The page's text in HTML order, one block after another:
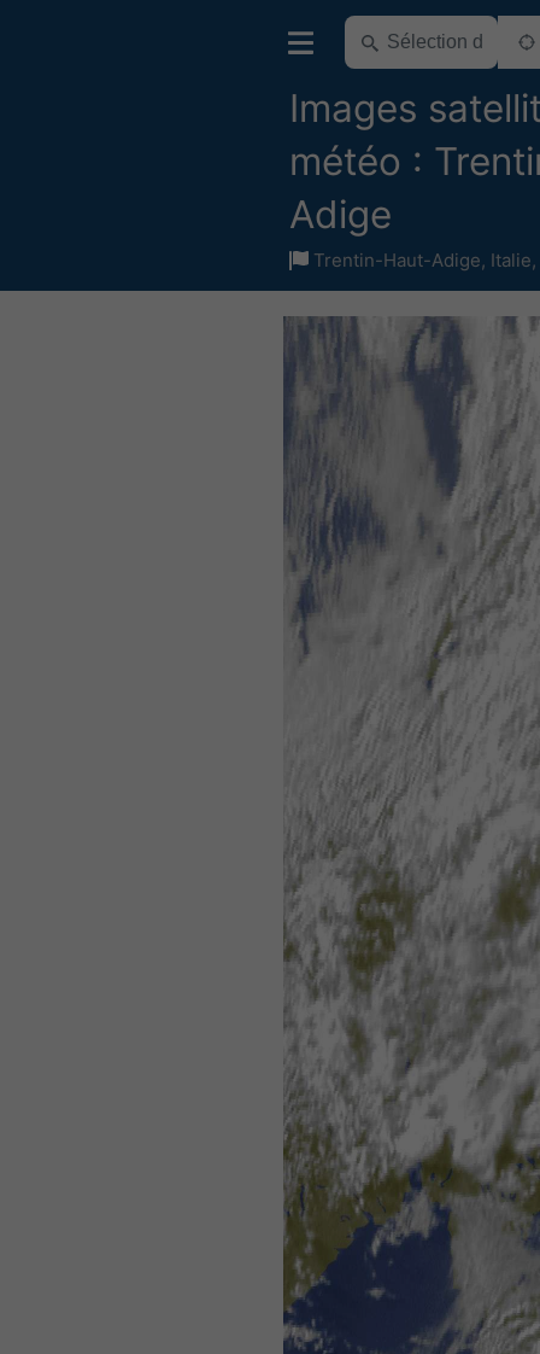
Images
météo :
Adige
Trentin-Haut-Adige, Italie,